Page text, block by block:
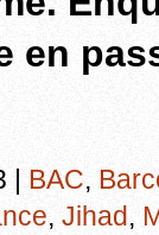
en
| BAC,
, Jihad,